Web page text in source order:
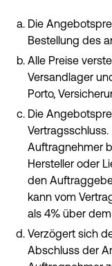
Die
Bestellung des
Alle Preise
Versandlager
Porto,
Die
Auftragnehmer
Hersteller oder
den
kann vom
als 4% über
Verzögert sich
Abschluss der